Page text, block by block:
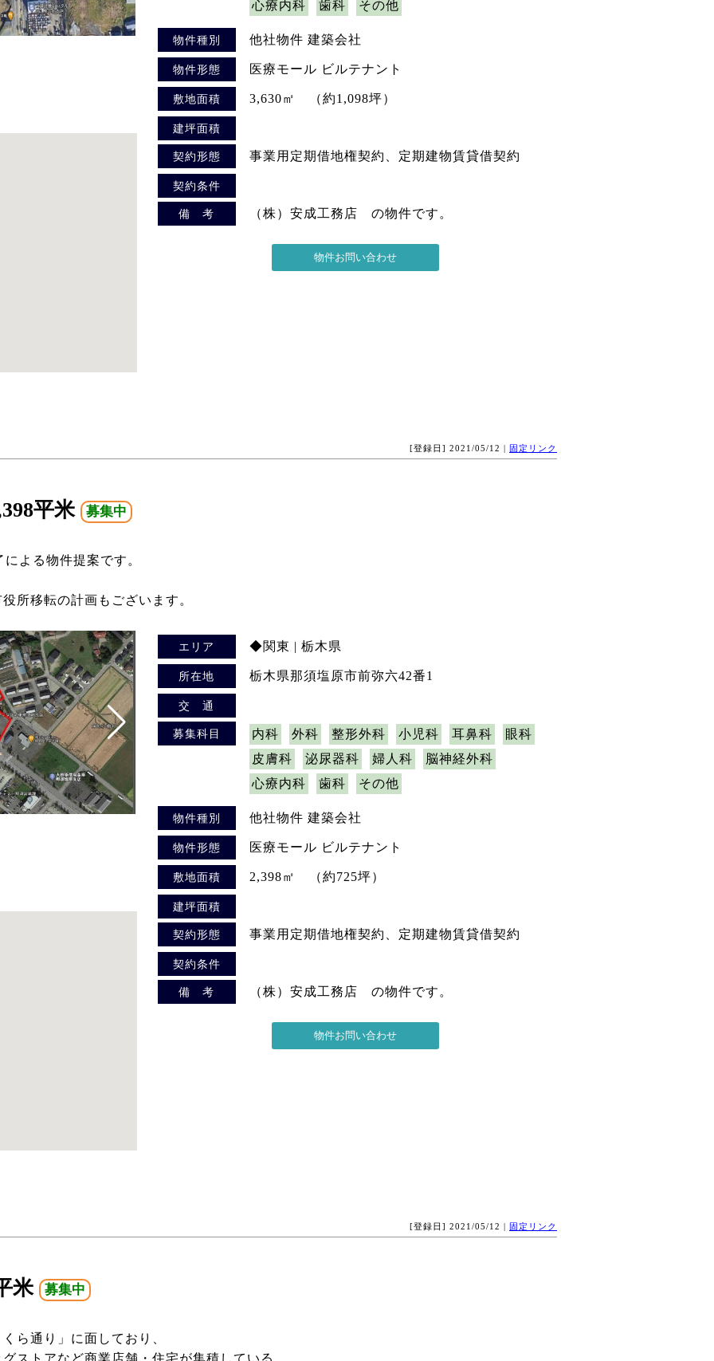
心療内科
歯科 その他
物件種別 他社物件 建築会社
物件形態 医療モール ビルテナント
敷地面積 3,630㎡ （約1,098坪）
建坪面積
契約形態 事業用定期借地権契約、定期建物賃貸借契約
契約条件
備 考 （株）安成工務店 の物件です。
[登録日] 2021/05/12 | 固定リンク
平米 募集中
よる物件提案です。
所移転の計画もございます。
エリア ◆関東 | 栃木県
所在地 栃木県那須塩原市前弥六42番1
交 通
募集科目 内科 外科 整形外科 小児科 耳鼻科
眼科
皮膚科
泌尿器科 婦人科
脳神経外科
心療内科
歯科 その他
物件種別 他社物件 建築会社
物件形態 医療モール ビルテナント
敷地面積 2,398㎡ （約725坪）
建坪面積
契約形態 事業用定期借地権契約、定期建物賃貸借契約
契約条件
備 考 （株）安成工務店 の物件です。
[登録日] 2021/05/12 | 固定リンク
米 募集中
ら通り」に面しており、